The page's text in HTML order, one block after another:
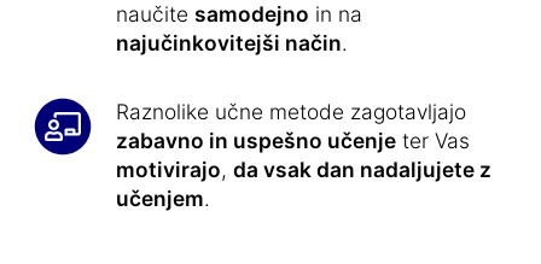
naučite samodejno in na
najučinkovitejši način.
Raznolike učne metode zagotavljajo
zabavno in uspešno učenje ter Vas
motivirajo, da vsak dan nadaljujete z
učenjem.